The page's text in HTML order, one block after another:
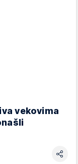
vekovima